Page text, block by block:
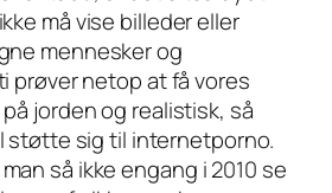
må vise billeder eller
mennesker og
prøver netop at få vores
jorden og realistisk, så
støtte sig til internetporno.
så ikke engang i 2010 se